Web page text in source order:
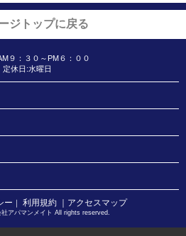
ジトップに戻る
９：３０～PM６：００
定休日:水曜日
ー ｜ 利用規約 ｜アクセスマップ
アパマンメイト All rights reserved.